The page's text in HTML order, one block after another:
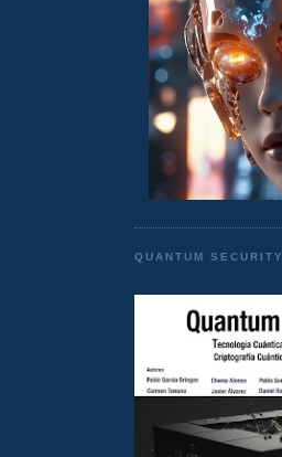
QUANTUM SECURITY